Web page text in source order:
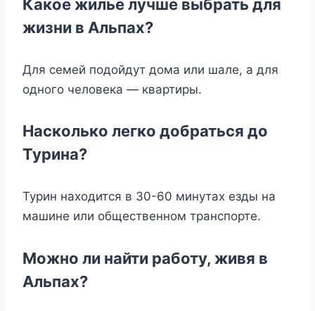
Какое жильё лучше выбрать для
жизни в Альпах?
Для семей подойдут дома или шале, а для
одного человека — квартиры.
Насколько легко добраться до
Турина?
Турин находится в 30-60 минутах езды на
машине или общественном транспорте.
Можно ли найти работу, живя в
Альпах?